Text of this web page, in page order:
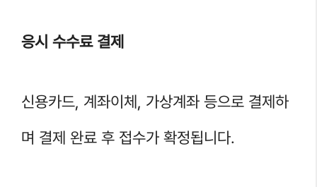
응시 수수료 결제
신용카드, 계좌이체, 가상계좌 등으로 결제하
며 결제 완료 후 접수가 확정됩니다.